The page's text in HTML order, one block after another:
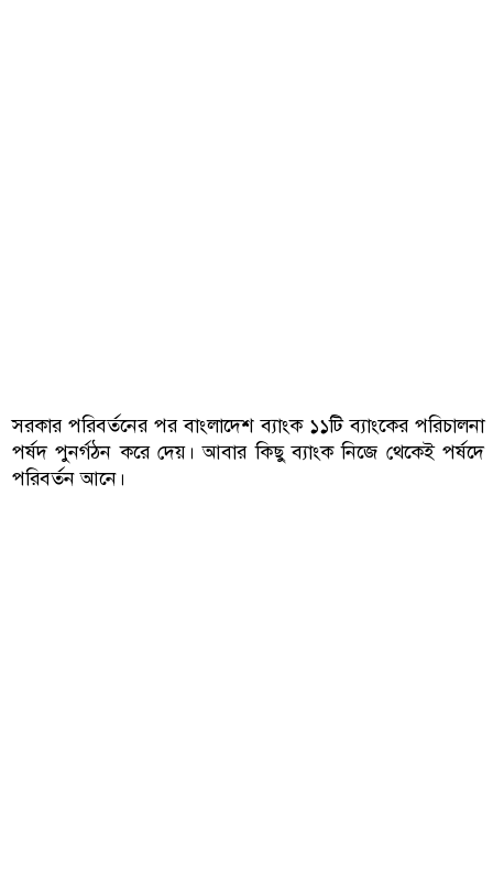
সরকার পরিবর্তনের পর বাংলাদেশ ব্যাংক ১১টি ব্যাংকের পরিচালনা
পর্ষদ পুনর্গঠন করে দেয়। আবার কিছু ব্যাংক নিজে থেকেই পর্ষদে
পরিবর্তন আনে।